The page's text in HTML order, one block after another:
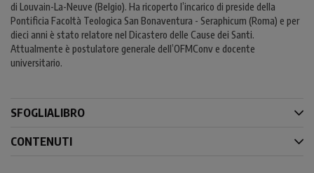
di Louvain-La-Neuve (Belgio). Ha ricoperto l’incarico di preside della
Pontificia Facoltà Teologica San Bonaventura - Seraphicum (Roma) e per
dieci anni è stato relatore nel Dicastero delle Cause dei Santi.
Attualmente è postulatore generale dell’OFMConv e docente
universitario.
SFOGLIALIBRO
CONTENUTI